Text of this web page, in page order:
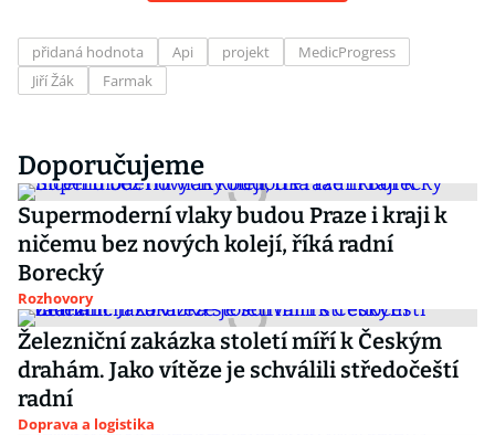
přidaná hodnota Api projekt
MedicProgress
Jiří Žák
Farmak
Doporučujeme
Supermoderní vlaky budou Praze i kraji k
ničemu bez nových kolejí, říká radní
Borecký
Rozhovory
Železniční zakázka století míří k Českým
drahám. Jako vítěze je schválili středočeští
radní
Doprava a logistika